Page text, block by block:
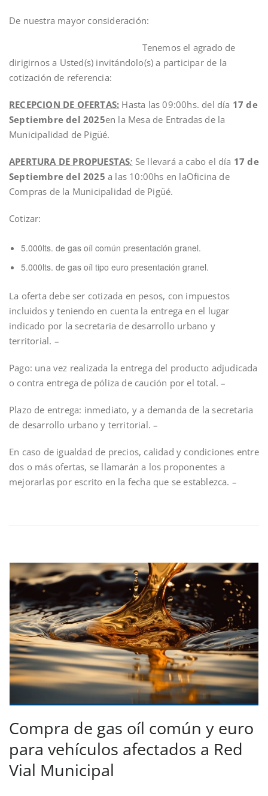
De nuestra mayor consideración:
Tenemos el agrado de
dirigirnos a Usted(s) invitándolo(s) a participar de la
cotización de referencia:
RECEPCION DE OFERTAS: Hasta las 09:00hs. del día 17 de
Septiembre del 2025en la Mesa de Entradas de la
Municipalidad de Pigüé.
APERTURA DE PROPUESTAS: Se llevará a cabo el día 17 de
Septiembre del 2025 a las 10:00hs en laOficina de
Compras de la Municipalidad de Pigüé.
Cotizar:
5.000lts. de gas oíl común presentación granel.
5.000lts. de gas oíl tipo euro presentación granel.
La oferta debe ser cotizada en pesos, con impuestos
incluidos y teniendo en cuenta la entrega en el lugar
indicado por la secretaria de desarrollo urbano y
territorial. –
Pago: una vez realizada la entrega del producto adjudicada
o contra entrega de póliza de caución por el total. –
Plazo de entrega: inmediato, y a demanda de la secretaria
de desarrollo urbano y territorial. –
En caso de igualdad de precios, calidad y condiciones entre
dos o más ofertas, se llamarán a los proponentes a
mejorarlas por escrito en la fecha que se establezca. –
Compra de gas oíl común y euro
para vehículos afectados a Red
Vial Municipal